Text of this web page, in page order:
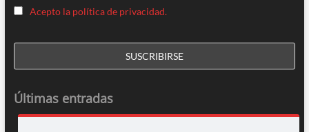
Acepto la política de privacidad.
Últimas entradas